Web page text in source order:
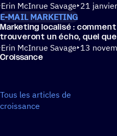
Erin McInrue Savage 21
E-MAIL MARKETING
Marke­ting loca­lisé :
trou­ve­ront un écho, quel
Erin McInrue Savage 13
Crois­sance
Tous les articles de
croissance